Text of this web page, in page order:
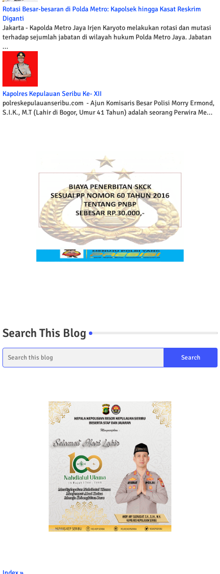
Rotasi Besar-besaran di Polda Metro: Kapolsek hingga Kasat Reskrim
Diganti
Jakarta - Kapolda Metro Jaya Irjen Karyoto melakukan rotasi dan mutasi
terhadap sejumlah jabatan di wilayah hukum Polda Metro Jaya. Jabatan
...
Kapolres Kepulauan Seribu Ke- XII
polreskepulauanseribu.com - Ajun Komisaris Besar Polisi Morry Ermond,
S.I.K., M.T (Lahir di Bogor, Umur 41 Tahun) adalah seorang Perwira Me...
Search This Blog